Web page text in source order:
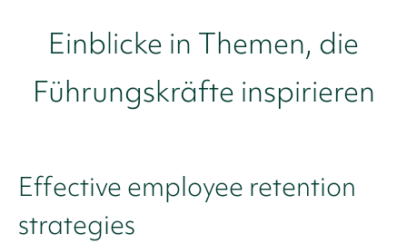
Einblicke in Themen, die
Führungskräfte inspirieren
Effective employee retention
strategies